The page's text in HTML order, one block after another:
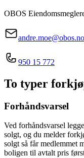
OBOS
andre.moe@obos.no
950 15 772
To typer
Forhåndsvarsel
Ved forhåndsvarsel
solgt, og du melder
solgt så får medlemmet
boligen til avtalt pris